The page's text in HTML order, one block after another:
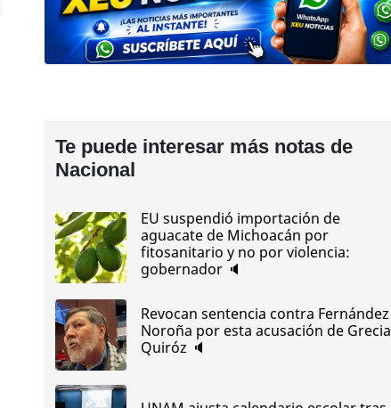
Te puede interesar más notas de
Nacional
EU suspendió importación de
aguacate de Michoacán por
fitosanitario y no por violencia:
gobernador 🔈
Revocan sentencia contra Fernández
Noroña por esta acusación de Grecia
Quiróz 🔈